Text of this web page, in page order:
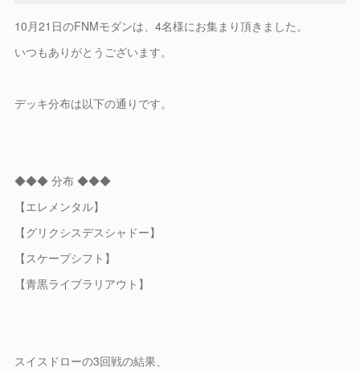
10月21日のFNMモダンは、4名様にお集まり頂きました。
いつもありがとうございます。
デッキ分布は以下の通りです。
◆◆◆ 分布 ◆◆◆
【エレメンタル】
【グリクシスデスシャドー】
【スケープシフト】
【青黒ライブラリアウト】
スイスドローの3回戦の結果、